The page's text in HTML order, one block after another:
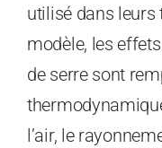
utilisé dans leurs
modèle, les
de serre sont
l’air, le